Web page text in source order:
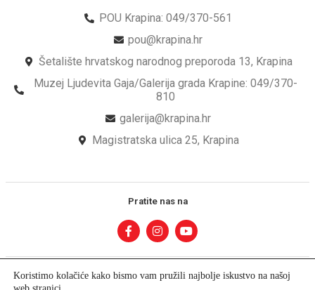
POU Krapina: 049/370-561
pou@krapina.hr
Šetalište hrvatskog narodnog preporoda 13, Krapina
Muzej Ljudevita Gaja/Galerija grada Krapine: 049/370-
810
galerija@krapina.hr
Magistratska ulica 25, Krapina
Pratite nas na
Koristimo kolačiće kako bismo vam pružili najbolje iskustvo na našoj